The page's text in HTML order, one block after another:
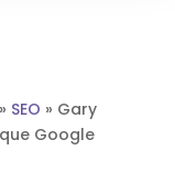
» SEO » Gary
Google